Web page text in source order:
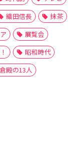
織田信長
抹茶
展覧会
昭和時代
殿の13人